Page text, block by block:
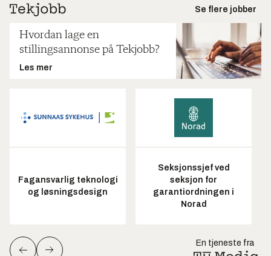
Se flere jobber
Hvordan lage en
stillingsannonse på Tekjobb?
Les mer
Fagansvarlig teknologi
og løsningsdesign
Seksjonssjef ved
seksjon for
garantiordningen i
Norad
En tjeneste fra